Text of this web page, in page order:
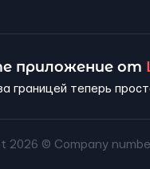
приложение от
границей теперь
2026 © Company